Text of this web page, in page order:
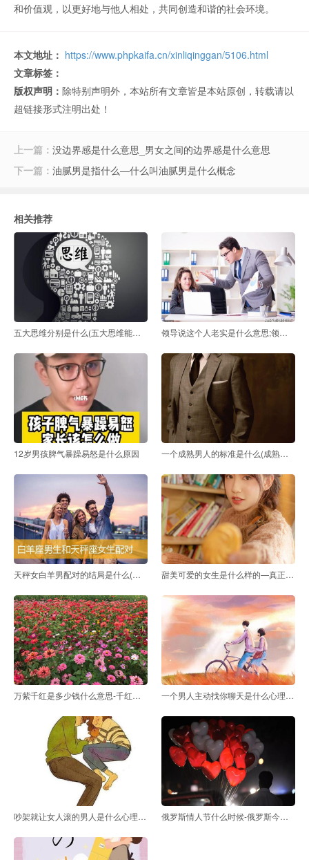
和价值观，以更好地与他人相处，共同创造和谐的社会环境。
本文地址： https://www.phpkaifa.cn/xinliqinggan/5106.html
文章标签：
版权声明： 除特别声明外，本站所有文章皆是本站原创，转载请以
超链接形式注明出处！
上一篇： 没边界感是什么意思_男女之间的边界感是什么意思
下一篇： 油腻男是指什么—什么叫油腻男是什么概念
相关推荐
五大思维分别是什么(五大思维能力是指什么) 领导说这个人老实是什么意思;领导说你太老实是什么意
12岁男孩脾气暴躁易怒是什么原因 一个成熟男人的标准是什么(成熟男人的标准是什么)
天秤女白羊男配对的结局是什么(白羊女和天秤男配对指 甜美可爱的女生是什么样的—真正可爱的女生什么样
万紫千红是多少钱什么意思-千红万紫的意思是什么 一个男人主动找你聊天是什么心理(一个男人主动找你聊
吵架就让女人滚的男人是什么心理(一吵架就让你滚的男 俄罗斯情人节什么时候-俄罗斯今天是什么节日？